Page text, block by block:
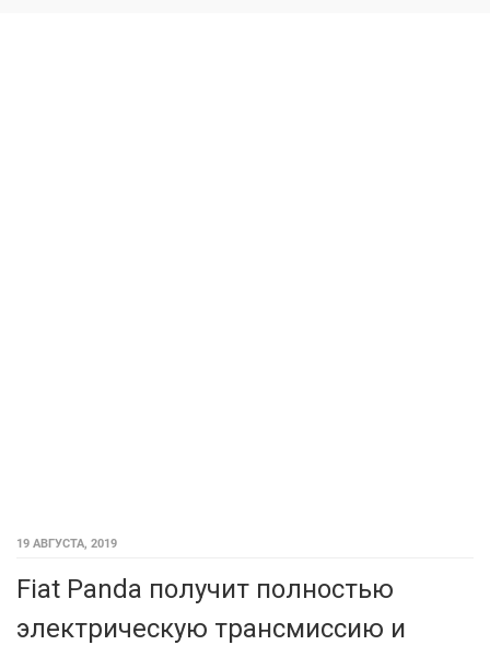
19 АВГУСТА, 2019
Fiat Panda получит полностью
электрическую трансмиссию и